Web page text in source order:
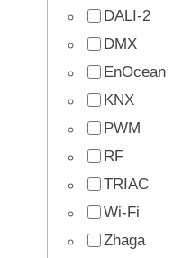
DALI-2
DMX
EnOcean
KNX
PWM
RF
TRIAC
Wi-Fi
Zhaga